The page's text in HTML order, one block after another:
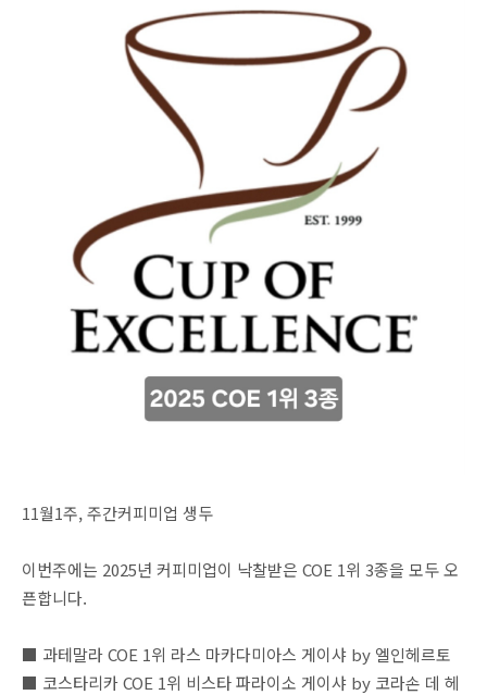
11월1주, 주간커피미업 생두
이번주에는 2025년 커피미업이 낙찰받은 COE 1위 3종을 모두 오
픈합니다.
■ 과테말라 COE 1위 라스 마카다미아스 게이샤 by 엘인헤르토
■ 코스타리카 COE 1위 비스타 파라이소 게이샤 by 코라손 데 헤